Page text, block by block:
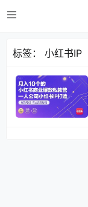
标签： 小红书IP